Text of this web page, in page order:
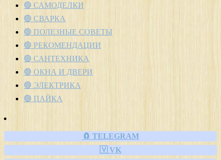
🟢 САМОДЕЛКИ
🟢 СВАРКА
🟢 ПОЛЕЗНЫЕ СОВЕТЫ
🟢 РЕКОМЕНДАЦИИ
🟢 САНТЕХНИКА
🟢 ОКНА И ДВЕРИ
🟢 ЭЛЕКТРИКА
🟢 ПАЙКА
🧲 TELEGRAM
🇻 VK